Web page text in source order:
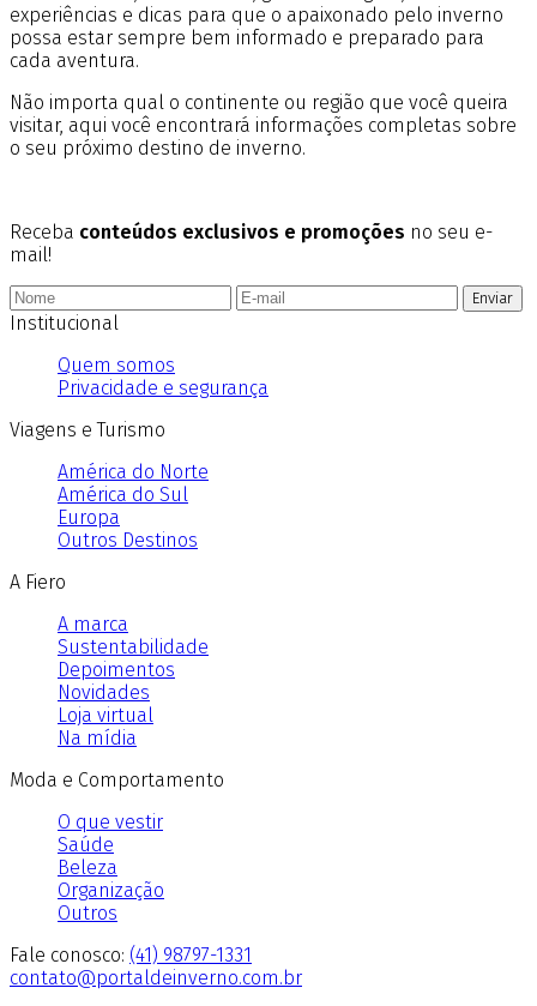
experiências e dicas para que o apaixonado pelo inverno
possa estar sempre bem informado e preparado para
cada aventura.
Não importa qual o continente ou região que você queira
visitar, aqui você encontrará informações completas sobre
o seu próximo destino de inverno.
Receba conteúdos exclusivos e promoções no seu e-
mail!
Enviar
Institucional
Quem somos
Privacidade e segurança
Viagens e Turismo
América do Norte
América do Sul
Europa
Outros Destinos
A Fiero
A marca
Sustentabilidade
Depoimentos
Novidades
Loja virtual
Na mídia
Moda e Comportamento
O que vestir
Saúde
Beleza
Organização
Outros
Fale conosco: (41) 98797-1331
contato@portaldeinverno.com.br